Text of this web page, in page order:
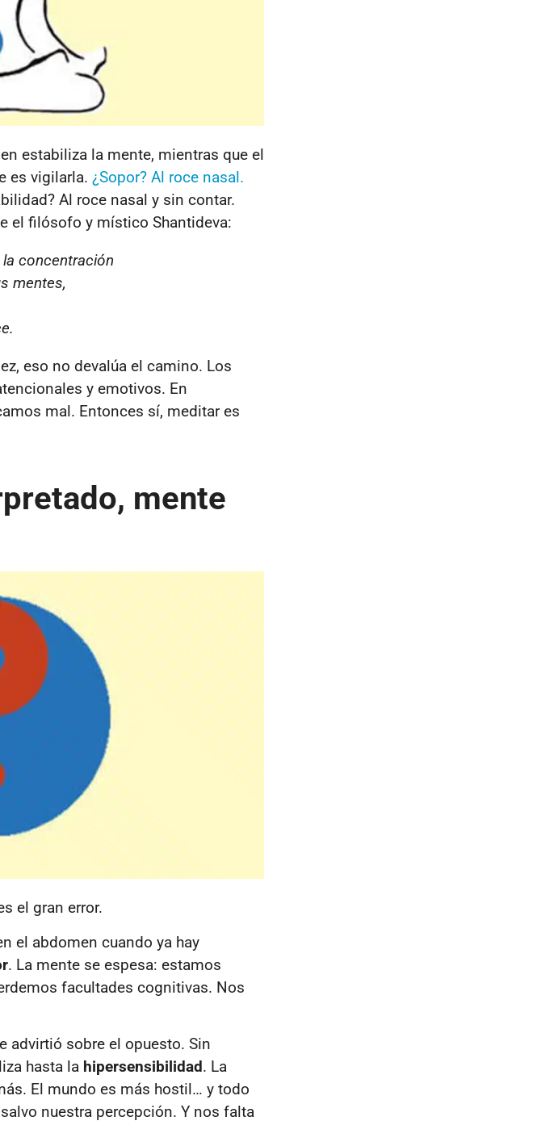
estabiliza la mente, mientras que el
es vigilarla. ¿Sopor? Al roce nasal.
Al roce nasal y sin contar.
el filósofo y místico Shantideva:
concentración
mentes,
eso no devalúa el camino. Los
y emotivos. En
mal. Entonces sí, meditar es
mente
el gran error.
el abdomen cuando ya hay
. La mente se espesa: estamos
facultades cognitivas. Nos
advirtió sobre el opuesto. Sin
hasta la hipersensibilidad. La
El mundo es más hostil… y todo
nuestra percepción. Y nos falta